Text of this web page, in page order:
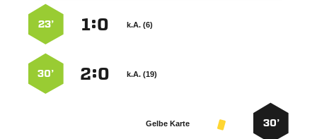
k.A. (6)
:
23’
k.A. (19)
:
30’
30’
Gelbe Karte